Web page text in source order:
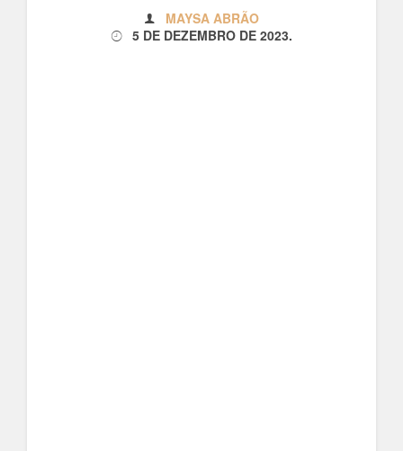
MAYSA ABRÃO
5 DE DEZEMBRO DE 2023.